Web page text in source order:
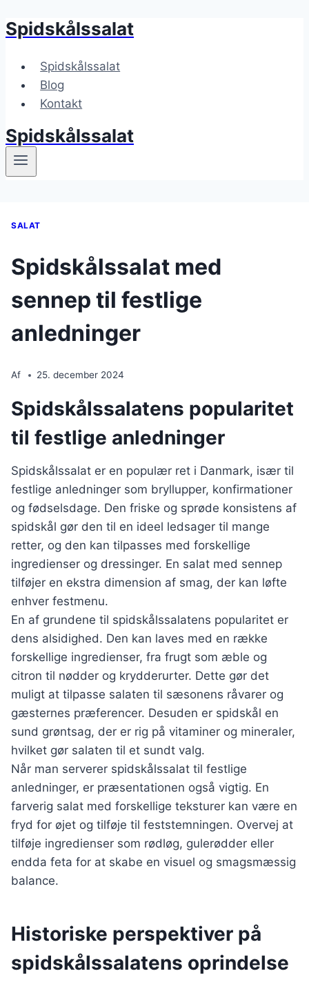
Fortsæt
indhold
Spidskålssalat
Spidskålssalat
Blog
Kontakt
Spidskålssalat
SALAT
Spidskålssalat med
sennep til festlige
anledninger
Af 25. december 2024
Spidskålssalatens popularitet
til festlige anledninger
Spidskålssalat er en populær ret i Danmark, især til
festlige anledninger som bryllupper, konfirmationer
og fødselsdage. Den friske og sprøde konsistens af
spidskål gør den til en ideel ledsager til mange
retter, og den kan tilpasses med forskellige
ingredienser og dressinger. En salat med sennep
tilføjer en ekstra dimension af smag, der kan løfte
enhver festmenu.
En af grundene til spidskålssalatens popularitet er
dens alsidighed. Den kan laves med en række
forskellige ingredienser, fra frugt som æble og
citron til nødder og krydderurter. Dette gør det
muligt at tilpasse salaten til sæsonens råvarer og
gæsternes præferencer. Desuden er spidskål en
sund grøntsag, der er rig på vitaminer og mineraler,
hvilket gør salaten til et sundt valg.
Når man serverer spidskålssalat til festlige
anledninger, er præsentationen også vigtig. En
farverig salat med forskellige teksturer kan være en
fryd for øjet og tilføje til feststemningen. Overvej at
tilføje ingredienser som rødløg, gulerødder eller
endda feta for at skabe en visuel og smagsmæssig
balance.
Historiske perspektiver på
spidskålssalatens oprindelse